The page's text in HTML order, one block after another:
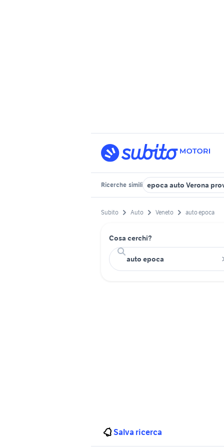
Ricerche simili epoca auto Verona
Subito Auto Veneto auto epoca
Cosa cerchi?
Salva ricerca